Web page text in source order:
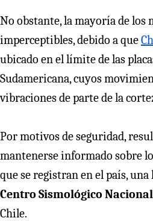
No obstante, la mayoría de
imperceptibles, debido a que
ubicado en el límite de las
Sudamericana, cuyos
vibraciones de parte de la
Por motivos de seguridad,
mantenerse informado sobre
que se registran en el país,
Centro Sismológico Nacional
Chile.